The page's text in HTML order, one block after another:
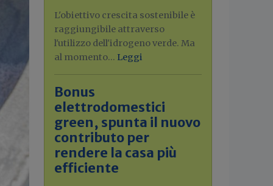
L'obiettivo crescita sostenibile è
raggiungibile attraverso
l'utilizzo dell'idrogeno verde. Ma
al momento... Leggi
Bonus
elettrodomestici
green, spunta il nuovo
contributo per
rendere la casa più
efficiente